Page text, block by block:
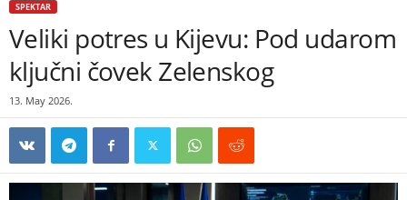
SPEKTAR
Veliki potres u Kijevu: Pod udarom
ključni čovek Zelenskog
13. May 2026.